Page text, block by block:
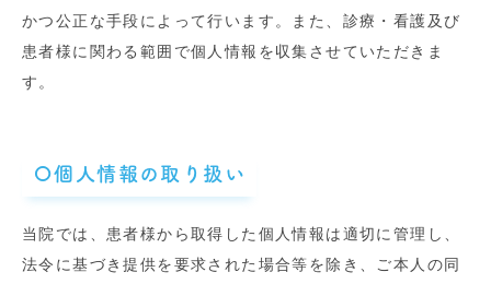
かつ公正な手段によって行います。また、診療・看護及び
患者様に関わる範囲で個人情報を収集させていただきま
す。
〇個人情報の取り扱い
当院では、患者様から取得した個人情報は適切に管理し、
法令に基づき提供を要求された場合等を除き、ご本人の同